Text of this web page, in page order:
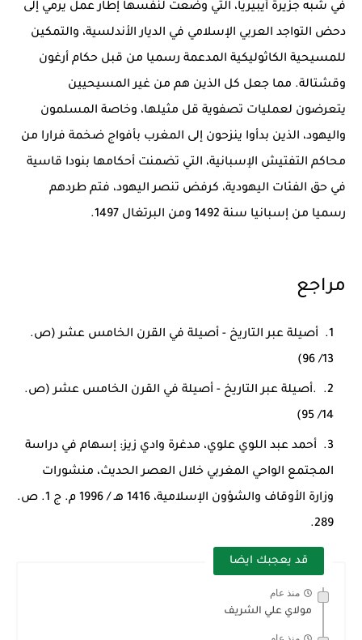
في شبه جزيرة أيبيريا، التي وضعت لنفسها إطار عمل يرمي إلى
دحض التواجد العربي الإسلامي في الديار الأندلسية، والتمكين
للمسيحية الكاثوليكية المدعمة رسميا من قبل حكام أرغون
وقشتالة. مما جعل كل الذين هم من غير المسيحيين
يتعرضون لعمليات تصفوية قل مثيلها، وخاصة المسلمون
واليهود، الذين بدأوا ينزحون إلى المغرب بأفواج ضخمة فرارا من
محاكم التفتيش الإسبانية، التي تضمنت أحكامها بنودا قاسية
في حق الفئات اليهودية، كرفض تنصر اليهود، فتم طردهم
رسميا من إسبانيا سنة 1492 ومن البرتغال 1497.
مراجع
أصيلة عبر التاريخ - أصيلة في القرن الخامس عشر (ص.
13/ 96)
.أصيلة عبر التاريخ - أصيلة في القرن الخامس عشر (ص.
14/ 95)
أحمد عبد اللوي علوي، مدغرة وادي زيز: إسهام في دراسة
المجتمع الواحي المغربي خلال العصر الحديث، منشورات
وزارة الأوقاف والشؤون الإسلامية، 1416 هـ / 1996 م. ج 1. ص.
289.
قد يعجبك ايضا
منذ عام
مولاي علي الشريف